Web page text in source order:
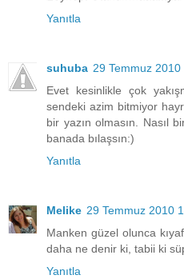
Yanıtla
suhuba 29 Temmuz 2010
Evet kesinlikle çok
sendeki azim bitmiyor
bir yazın olmasın. Nasıl
banada bılaşsın:)
Yanıtla
Melike 29 Temmuz 2010
Manken güzel olunca
daha ne denir ki, tabii ki
Yanıtla